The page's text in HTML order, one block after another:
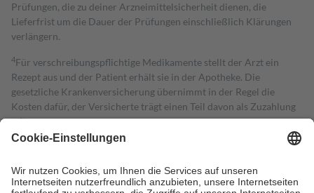
Prüfungen, die zu deiner Arzneimittelsicherheit dienen, die
Lieferfrist um die Dauer der Prüfungen einschließlich Klärungen
verlängern.
4Für verschreibungspflichtige Medikamente stellt der Arzt ein
Rezept aus und der Patient erhält sie in der Apotheke. Die
gesetzliche Krankenversicherung übernimmt in der Regel die
Kosten dafür, der Versicherte trägt einen Teil davon als Zuzahlung
mit.
Grundsätzlich leisten Mitglieder Zuzahlungen in Höhe von zehn
höchstens zehn Euro.
Es sind jedoch nie mehr als die tatsächlichen
Kosten der Leistung zu entrichten.